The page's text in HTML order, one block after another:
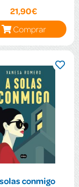
21,90€
Comprar
conmigo